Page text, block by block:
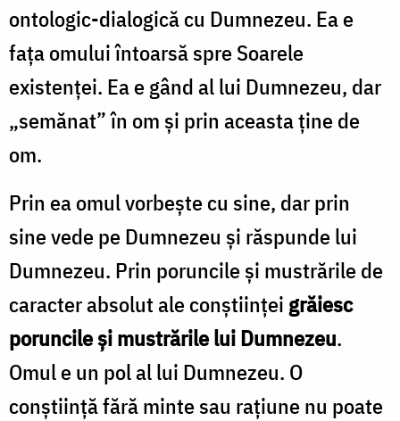
ontologic-dialogică cu Dumnezeu. Ea e
fața omului întoarsă spre Soarele
existenței. Ea e gând al lui Dumnezeu, dar
„semănat” în om și prin aceasta ține de
om.
Prin ea omul vorbește cu sine, dar prin
sine vede pe Dumnezeu și răspunde lui
Dumnezeu. Prin poruncile și mustrările de
caracter absolut ale conștiinței grăiesc
poruncile și mustrările lui Dumnezeu.
Omul e un pol al lui Dumnezeu. O
conștiință fără minte sau rațiune nu poate